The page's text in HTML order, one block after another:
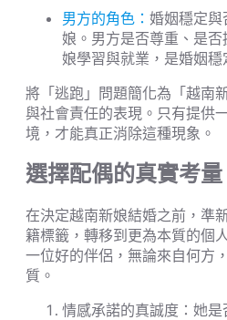
男方的角色： 婚姻穩定與
娘。男方是否尊重、是
娘學習與就業，是婚姻穩
將「逃跑」問題簡化為「越南
與社會責任的表現。只有提供
境，才能真正消除這種現象。
選擇配偶的真實考量
在決定越南新娘結婚之前，準
籍標籤，轉移到更為本質的個
一位好的伴侶，無論來自何方
質。
情感承諾的真誠度：她